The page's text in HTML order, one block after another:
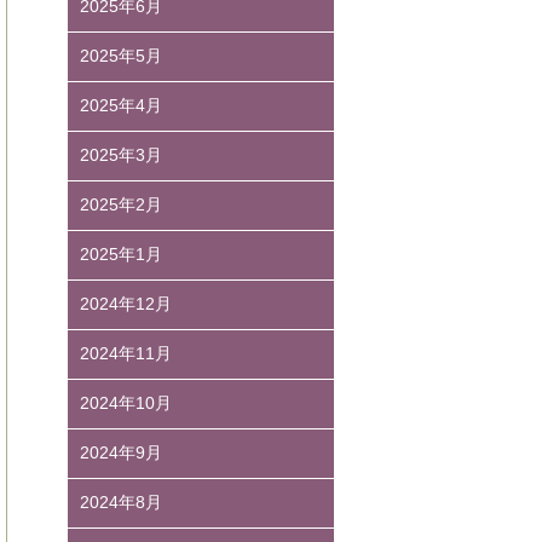
2025年6月
2025年5月
2025年4月
2025年3月
2025年2月
2025年1月
2024年12月
2024年11月
2024年10月
2024年9月
2024年8月